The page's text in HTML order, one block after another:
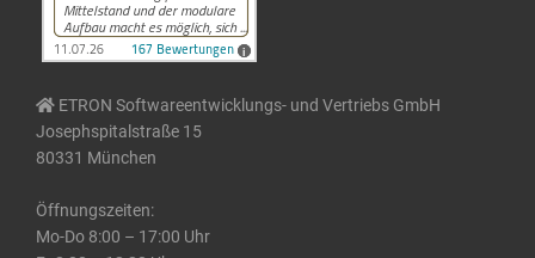
ETRON Softwareentwicklungs- und Vertriebs GmbH
Josephspitalstraße 15
80331 München
Öffnungszeiten:
Mo-Do 8:00 – 17:00 Uhr